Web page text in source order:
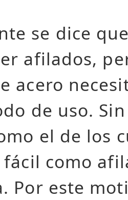
se dice
afilados,
acero
de uso.
el de los
fácil como
Por este